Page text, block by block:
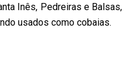
Inês, Pedreiras e Balsas,
usados como cobaias.